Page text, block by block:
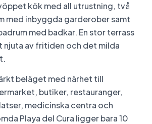
kök med all utrustning, två
med inbyggda garderober samt
med badkar. En stor terrass
av fritiden och det milda
beläget med närhet till
butiker, restauranger,
medicinska centra och
Playa del Cura ligger bara 10